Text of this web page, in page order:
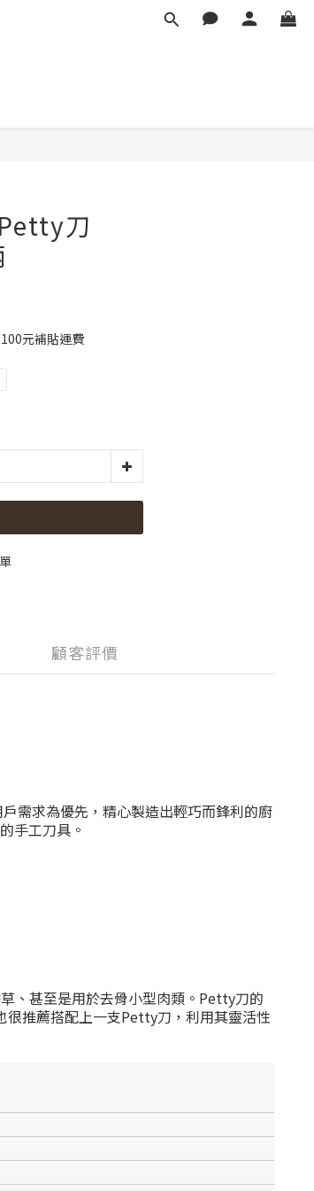
刀
元補貼運費
顧客評價
需求為優先，精心製造出輕巧而鋒利的廚
手工刀具。
、甚至是用於去骨小型肉類。 Petty刀的
很推薦搭配上一支Petty刀，利用其靈活性